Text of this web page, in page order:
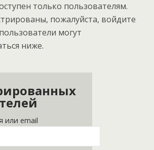
только пользователям.
пожалуйста, войдите
могут
ниже.
или email